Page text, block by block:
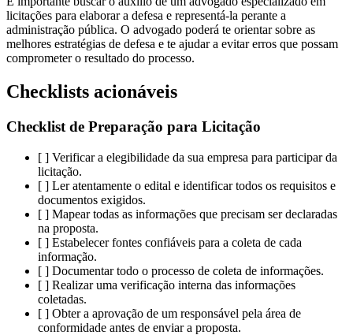
licitações para elaborar a defesa e representá-la perante a
administração pública. O advogado poderá te orientar sobre as
melhores estratégias de defesa e te ajudar a evitar erros que possam
comprometer o resultado do processo.
Checklists acionáveis
Checklist de Preparação para Licitação
[ ] Verificar a elegibilidade da sua empresa para participar da
licitação.
[ ] Ler atentamente o edital e identificar todos os requisitos e
documentos exigidos.
[ ] Mapear todas as informações que precisam ser declaradas
na proposta.
[ ] Estabelecer fontes confiáveis para a coleta de cada
informação.
[ ] Documentar todo o processo de coleta de informações.
[ ] Realizar uma verificação interna das informações
coletadas.
[ ] Obter a aprovação de um responsável pela área de
conformidade antes de enviar a proposta.